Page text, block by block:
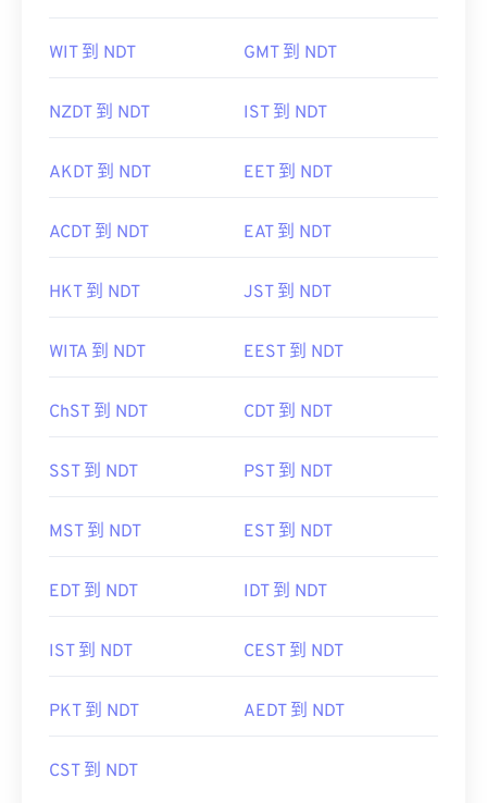
WIT 到 NDT GMT 到 NDT
NZDT 到 NDT IST 到 NDT
AKDT 到 NDT EET 到 NDT
ACDT 到 NDT EAT 到 NDT
HKT 到 NDT JST 到 NDT
WITA 到 NDT EEST 到 NDT
ChST 到 NDT CDT 到 NDT
SST 到 NDT PST 到 NDT
MST 到 NDT EST 到 NDT
EDT 到 NDT IDT 到 NDT
IST 到 NDT CEST 到 NDT
PKT 到 NDT AEDT 到 NDT
CST 到 NDT